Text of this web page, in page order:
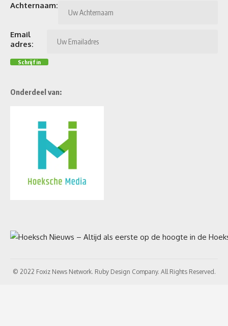
Achternaam:
Email
adres:
Onderdeel van:
© 2022 Foxiz News Network. Ruby Design Company. All Rights Reserved.